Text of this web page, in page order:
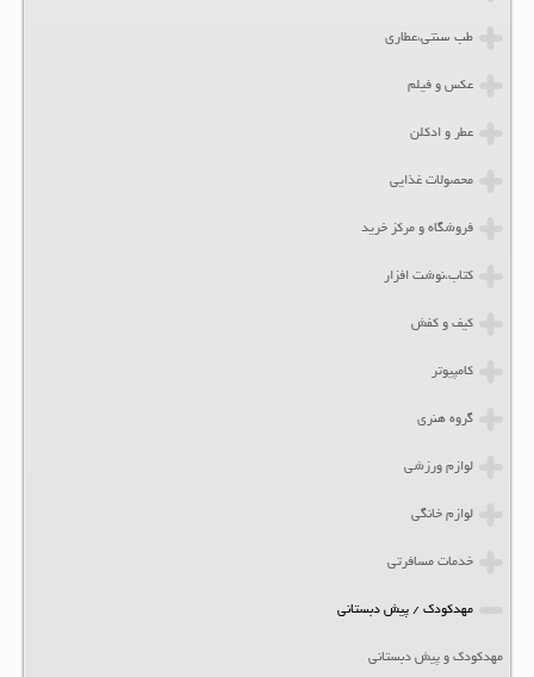
طب سنتی،عطاری
عکس و فیلم
عطر و ادکلن
محصولات غذایی
فروشگاه و مرکز خرید
کتاب،نوشت افزار
کیف و کفش
کامپیوتر
گروه هنری
لوازم ورزشی
لوازم خانگی
خدمات مسافرتی
مهدکودک / پیش دبستانی
مهدکودک و پیش دبستانی